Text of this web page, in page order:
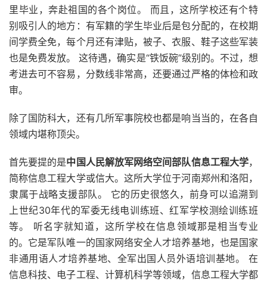
里毕业，奔赴祖国的各个岗位。 而且，这所学校还有个特
别吸引人的地方：有军籍的学生毕业后是包分配的，在校期
间学费全免，每个月还有津贴，被子、衣服、鞋子这些军装
也是免费发放。 这待遇，确实是“铁饭碗”级别的。不过，想
考进去可不容易，分数线非常高，还要通过严格的体检和政
审。
除了国防科大，还有几所军事院校也都是响当当的，在各自
领域内堪称顶尖。
首先要提的是中国人民解放军网络空间部队信息工程大学，
简称信息工程大学或信大。这所大学位于河南郑州和洛阳，
隶属于战略支援部队。 它的历史很悠久，前身可以追溯到
上世纪30年代的军委无线电训练班、红军学校测绘训练班
等。 听名字就知道，这所学校在信息领域那是相当专业
的。它是军队唯一的国家网络安全人才培养基地，也是国家
非通用语人才培养基地、全军出国人员外语培训基地。 在
信息科技、电子工程、计算机科学等领域，信息工程大学都